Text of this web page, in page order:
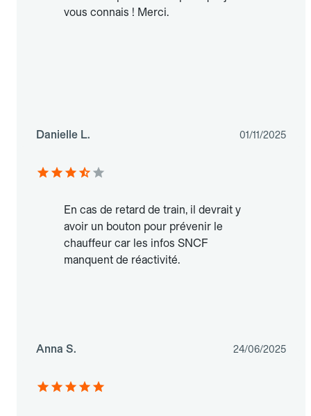
vous connais ! Merci.
Danielle L. 01/11/2025
En cas de retard de train, il devrait y
avoir un bouton pour prévenir le
chauffeur car les infos SNCF
manquent de réactivité.
Anna S. 24/06/2025